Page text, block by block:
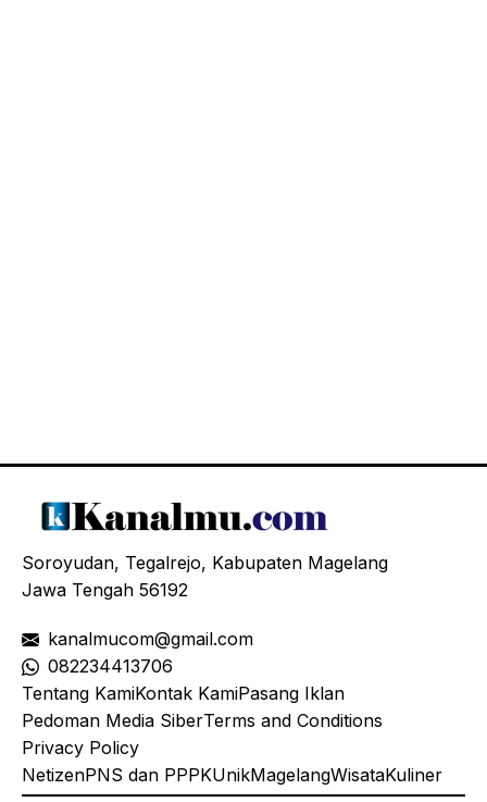
Soroyudan, Tegalrejo, Kabupaten Magelang
Jawa Tengah 56192
kanalmucom@gmail.com
082234413706
Tentang KamiKontak KamiPasang Iklan
Pedoman Media SiberTerms and Conditions
Privacy Policy
NetizenPNS dan PPPKUnikMagelangWisataKuliner